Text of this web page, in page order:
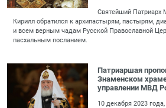
Святейший Патриарх
Кирилл обратился к архипастырям, пастырям,
и всем верным чадам Русской Православной
пасхальным посланием.
Патриаршая
Знаменском
управлении МВД
10 декабря 2023